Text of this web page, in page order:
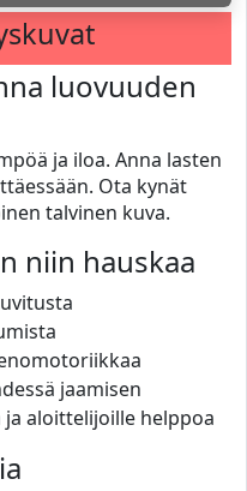
luovuuden
ja iloa. Anna lasten
Ota kynät
talvinen kuva.
niin hauskaa
jaamisen
aloittelijoille helppoa